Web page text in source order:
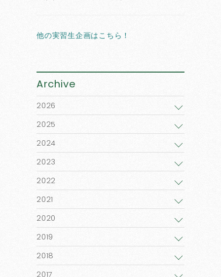
他の実習生企画はこちら！
Archive
2026
2025
2024
2023
2022
2021
2020
2019
2018
2017